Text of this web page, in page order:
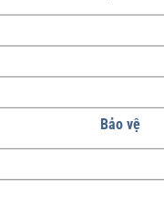
Bảo vệ